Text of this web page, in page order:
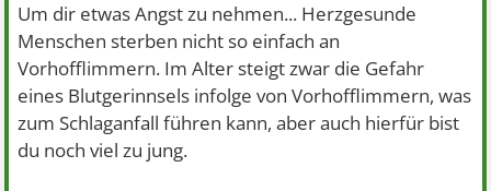
Um dir etwas Angst zu nehmen... Herzgesunde
Menschen sterben nicht so einfach an
Vorhofflimmern. Im Alter steigt zwar die Gefahr
eines Blutgerinnsels infolge von Vorhofflimmern, was
zum Schlaganfall führen kann, aber auch hierfür bist
du noch viel zu jung.